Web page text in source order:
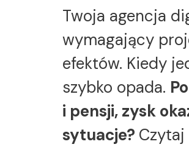
Twoja agencja
wymagający
efektów. Kiedy
szybko opada.
i pensji, zysk
sytuacje? Czytaj